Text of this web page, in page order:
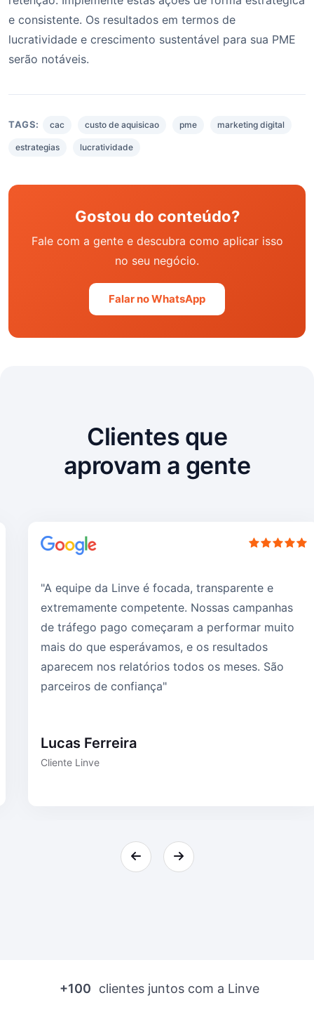
e consistente. Os resultados em termos de
lucratividade e crescimento sustentável para sua PME
serão notáveis.
TAGS: cac custo de aquisicao pme marketing digital
estrategias lucratividade
Gostou do conteúdo?
Fale com a gente e descubra como aplicar isso
no seu negócio.
Falar no WhatsApp
Clientes que
aprovam a gente
"A equipe da Linve é focada, transparente e
extremamente competente. Nossas campanhas
de tráfego pago começaram a performar muito
mais do que esperávamos, e os resultados
aparecem nos relatórios todos os meses. São
parceiros de confiança"
Lucas Ferreira
Cliente Linve
+100 clientes juntos com a Linve